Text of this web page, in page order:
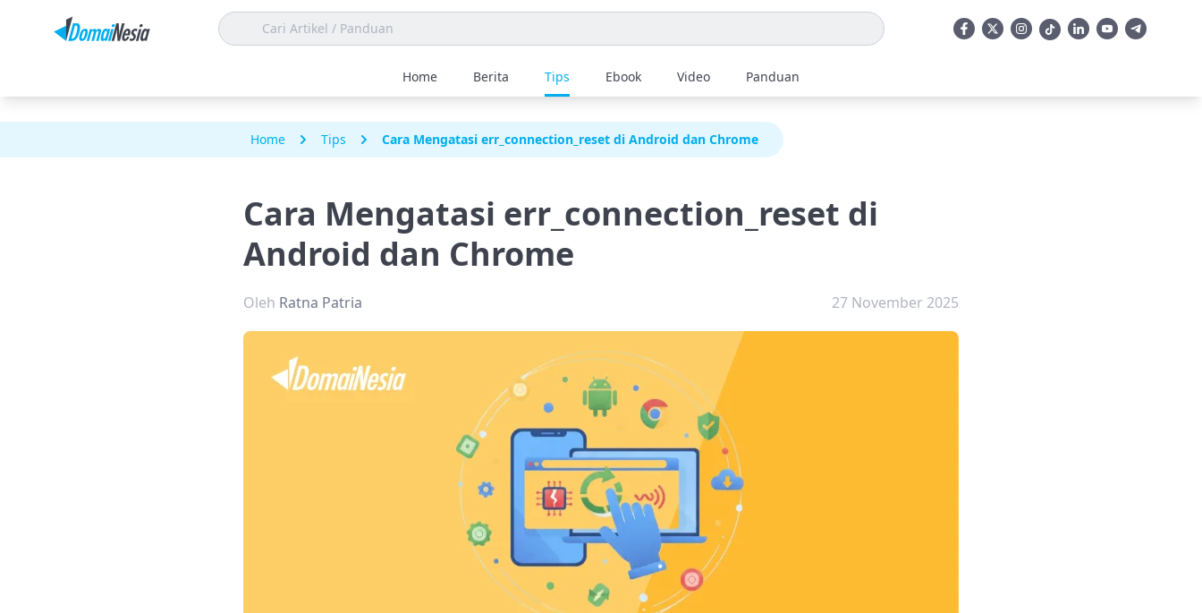
Home Berita Tips Ebook Video Panduan
Home Tips Cara Mengatasi err_connection_reset di Android dan Chrome
Cara Mengatasi err_connection_reset di
Android dan Chrome
Oleh Ratna Patria 27 November 2025